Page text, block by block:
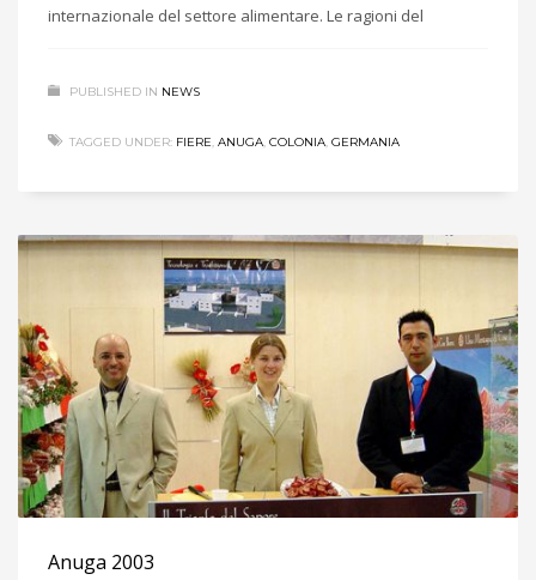
internazionale del settore alimentare. Le ragioni del
PUBLISHED IN NEWS
TAGGED UNDER: FIERE, ANUGA, COLONIA, GERMANIA
Anuga 2003